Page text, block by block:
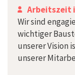
Arbeitszeit
Wir sind
wichtiger
unserer Vision
unserer